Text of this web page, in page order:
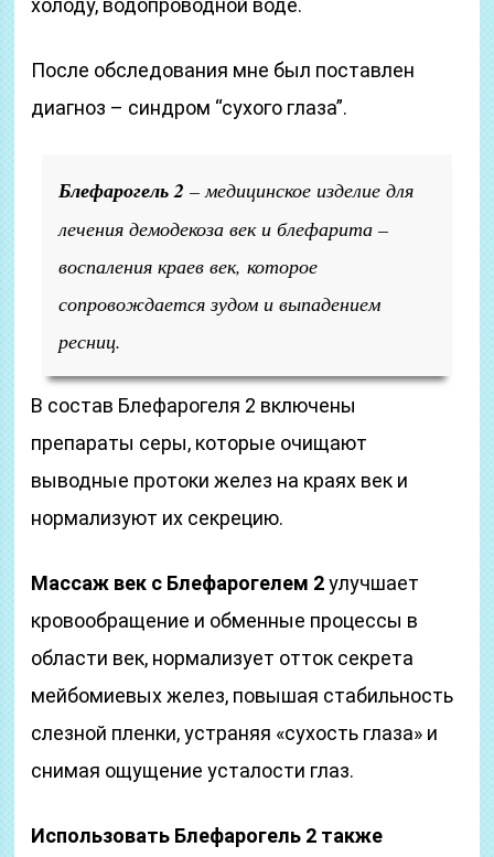
холоду, водопроводной воде.
После обследования мне был поставлен
диагноз – синдром “сухого глаза”.
Блефарогель 2 – медицинское изделие для
лечения демодекоза век и блефарита –
воспаления краев век, которое
сопровождается зудом и выпадением
ресниц.
В состав Блефарогеля 2 включены
препараты серы, которые очищают
выводные протоки желез на краях век и
нормализуют их секрецию.
Массаж век с Блефарогелем 2улучшает
кровообращение и обменные процессы в
области век, нормализует отток секрета
мейбомиевых желез, повышая стабильность
слезной пленки, устраняя «сухость глаза» и
снимая ощущение усталости глаз.
Использовать Блефарогель 2 также